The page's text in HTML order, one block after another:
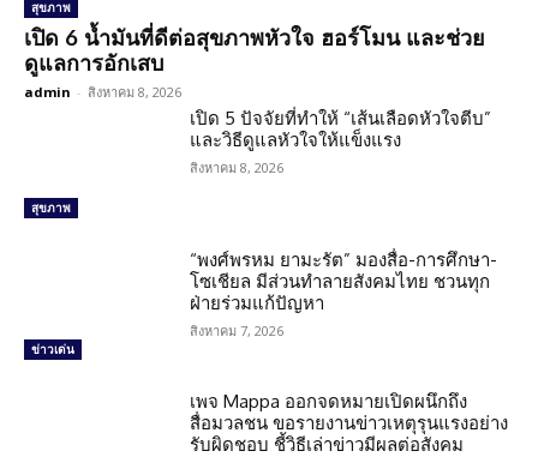
สุขภาพ
เปิด 6 น้ำมันที่ดีต่อสุขภาพหัวใจ ฮอร์โมน และช่วย
ดูแลการอักเสบ
admin - สิงหาคม 8, 2026
สุขภาพ
เปิด 5 ปัจจัยที่ทำให้ “เส้นเลือดหัวใจตีบ”
และวิธีดูแลหัวใจให้แข็งแรง
สิงหาคม 8, 2026
ข่าวเด่น
“พงศ์พรหม ยามะรัต” มองสื่อ-การศึกษา-
โซเชียล มีส่วนทำลายสังคมไทย ชวนทุก
ฝ่ายร่วมแก้ปัญหา
สิงหาคม 7, 2026
เพจ Mappa ออกจดหมายเปิดผนึกถึง
สื่อมวลชน ขอรายงานข่าวเหตุรุนแรงอย่าง
รับผิดชอบ ชี้วิธีเล่าข่าวมีผลต่อสังคม